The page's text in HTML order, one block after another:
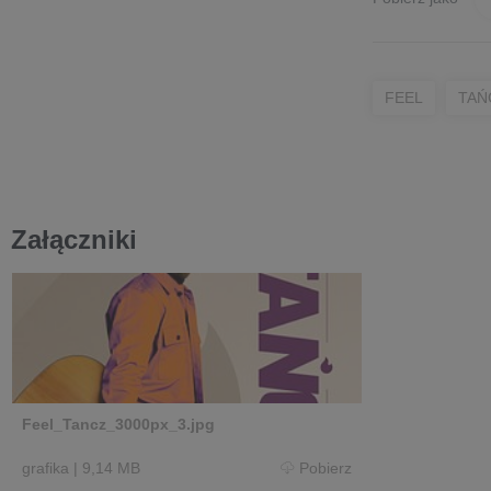
FEEL
Załączniki
Feel_Tancz_3000px_3.jpg
grafika | 9,14 MB Pobierz